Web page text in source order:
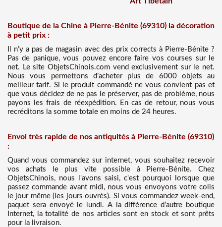
Boutique de la Chine à Pierre-Bénite (69310) la décoration
à petit prix :
Il n’y a pas de magasin avec des prix corrects à Pierre-Bénite ?
Pas de panique, vous pouvez encore faire vos courses sur le
net. Le site ObjetsChinois.com vend exclusivement sur le net.
Nous vous permettons d’acheter plus de 6000 objets au
meilleur tarif. Si le produit commandé ne vous convient pas et
que vous décidez de ne pas le préserver, pas de problème, nous
payons les frais de réexpédition. En cas de retour, nous vous
recréditons la somme totale en moins de 24 heures.
Envoi très rapide de nos antiquités à Pierre-Bénite (69310)
:
Quand vous commandez sur internet, vous souhaitez recevoir
vos achats le plus vite possible à Pierre-Bénite. Chez
ObjetsChinois, nous l'avons saisi, c'est pourquoi lorsque que
passez commande avant midi, nous vous envoyons votre colis
le jour même (les jours ouvrés). Si vous commandez week-end,
paquet sera envoyé le lundi. A la différence d’autre boutique
Internet, la totalité de nos articles sont en stock et sont prêts
pour la livraison.